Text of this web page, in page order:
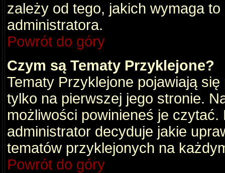
zależy od tego, jakich wymaga
administratora.
Powrót do góry
Czym są Tematy Przyklejone?
Tematy Przyklejone pojawiają
tylko na pierwszej jego stronie.
możliwości powinieneś je czytać.
administrator decyduje jakie
tematów przyklejonych na
Powrót do góry